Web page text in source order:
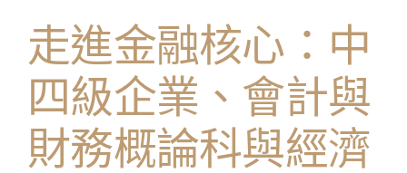
走進金融核心：中
四級企業、會計與
財務概論科與經濟